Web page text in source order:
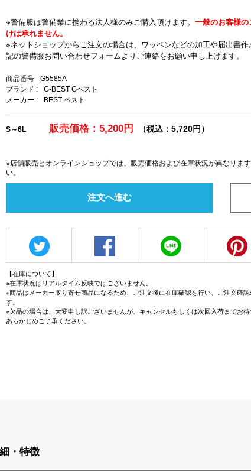
※警備服は警備業に携わる法人様のみご購入頂けます。 一般のお客様
けは承れません。
※ネットショップからご注文の場合は、ワッペンなどの加工や届出書
記の警備服お問い合わせフォームよりご連絡をお願い申し上げます。
商品番号
G5585A
ブランド :
G-BEST Gベスト
メーカー :
BEST ベスト
S～6L 販売価格：5,200円 （税込：5,720円）
※店舗販売とオンラインショップでは、販売価格および在庫状況が異なりま
い。
注文へ進む
【在庫について】
※在庫状況はリアルタイム反映ではございません。
※商品はメーカー取り寄せ商品になるため、ご注文後に在庫確認を行い、ご注文確
す。
※欠品の場合は、大変申し訳ございませんが、キャンセルもしくは次回入荷までお待
あらかじめご了承ください。
・特徴